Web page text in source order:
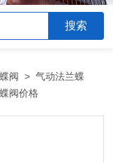
阀 >气动法兰蝶
阀价格